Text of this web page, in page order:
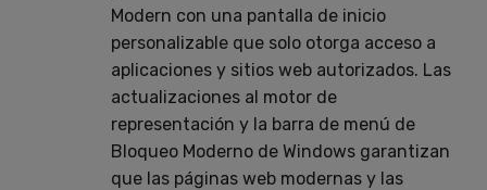
Modern con una pantalla de inicio
personalizable que solo otorga acceso a
aplicaciones y sitios web autorizados. Las
actualizaciones al motor de
representación y la barra de menú de
Bloqueo Moderno de Windows garantizan
que las páginas web modernas y las